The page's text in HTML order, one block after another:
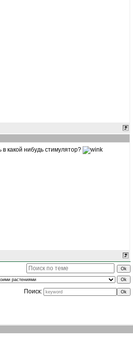
какой нибудь стимулятор?
Поиск: